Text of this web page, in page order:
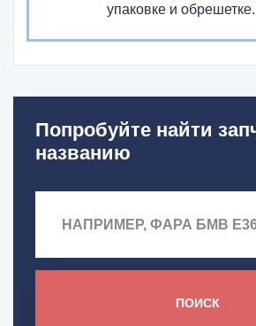
упаковке и обрешетке.
Попробуйте найти
названию
ПОИСК